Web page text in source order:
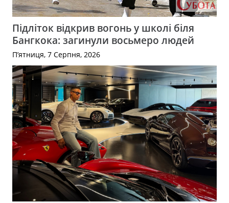
Підліток відкрив вогонь у школі біля
Бангкока: загинули восьмеро людей
П’ятниця, 7 Серпня, 2026